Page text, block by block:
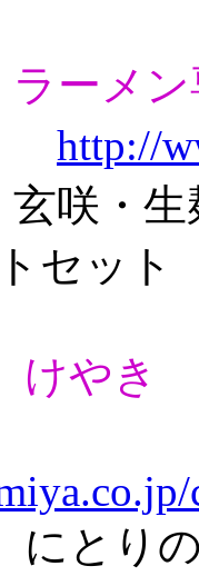
ラーメ
http://
（醤
セット
けや
やき